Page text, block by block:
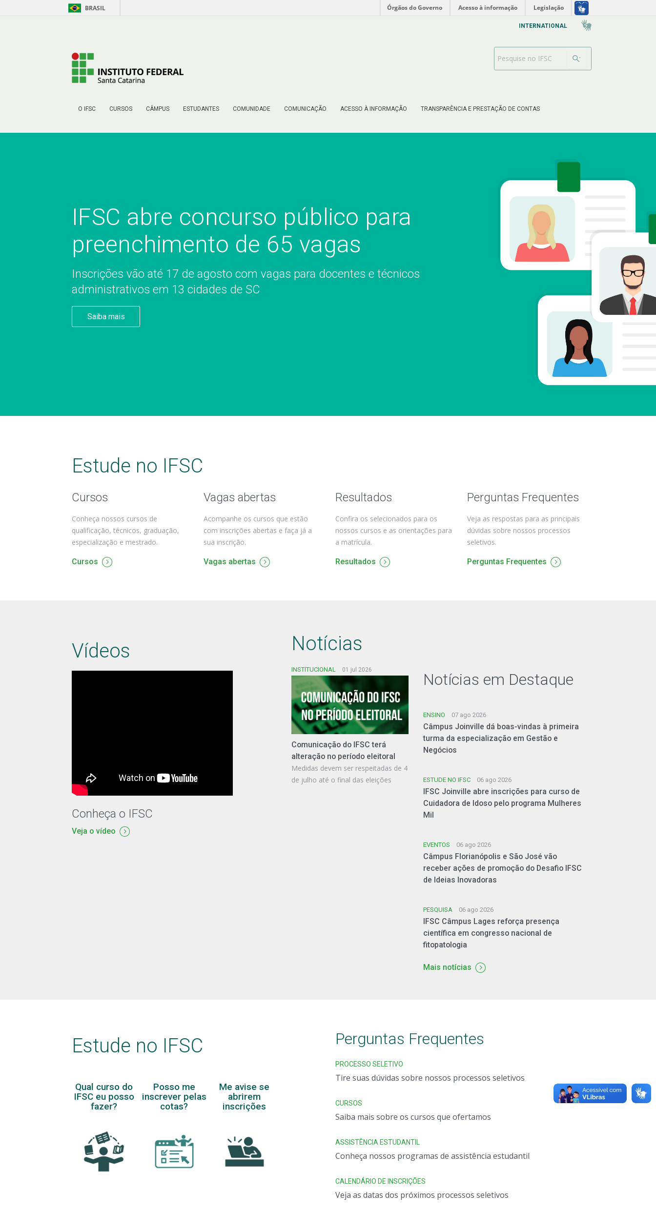
Pular para o Conteúdo BRASIL Órgãos do Governo Acesso à informação Legislação
O IFSC CURSOS CÂMPUS ESTUDANTES COMUNIDADE COMUNICAÇÃO ACESSO À INFORMAÇÃO TRANSPARÊNCIA E PRESTAÇÃO DE CONTAS
INTERNATIONAL
Barra de busca
IFSC abre concurso público para
preenchimento de 65 vagas
Inscrições vão até 17 de agosto com vagas para docentes e técnicos
administrativos em 13 cidades de SC
Saiba mais
Estude no IFSC
Cursos
Conheça nossos cursos de
qualificação, técnicos, graduação,
especialização e mestrado.
Cursos
Vagas abertas
Acompanhe os cursos que estão
com inscrições abertas e faça já a
sua inscrição.
Vagas abertas
Resultados
Confira os selecionados para os
nossos cursos e as orientações para
a matrícula.
Resultados
Perguntas Frequentes
Veja as respostas para as principais
dúvidas sobre nossos processos
seletivos.
Perguntas Frequentes
Vídeos
Conheça o IFSC
Veja o vídeo
Notícias
INSTITUCIONAL 01 jul 2026
Comunicação do IFSC terá
alteração no período eleitoral
Medidas devem ser respeitadas de 4
de julho até o final das eleições
Notícias em Destaque
ENSINO 07 ago 2026
Câmpus Joinville dá boas-vindas à primeira
turma da especialização em Gestão e
Negócios
ESTUDE NO IFSC 06 ago 2026
IFSC Joinville abre inscrições para curso de
Cuidadora de Idoso pelo programa Mulheres
Mil
EVENTOS 06 ago 2026
Câmpus Florianópolis e São José vão
receber ações de promoção do Desafio IFSC
de Ideias Inovadoras
PESQUISA 06 ago 2026
IFSC Câmpus Lages reforça presença
científica em congresso nacional de
fitopatologia
Mais notícias
Estude no IFSC
Qual curso do
IFSC eu posso
fazer?
Posso me
inscrever pelas
cotas?
Me avise se
abrirem
inscrições
Perguntas Frequentes
PROCESSO SELETIVO
Tire suas dúvidas sobre nossos processos seletivos
CURSOS
Saiba mais sobre os cursos que ofertamos
ASSISTÊNCIA ESTUDANTIL
Conheça nossos programas de assistência estudantil
CALENDÁRIO DE INSCRIÇÕES
Veja as datas dos próximos processos seletivos